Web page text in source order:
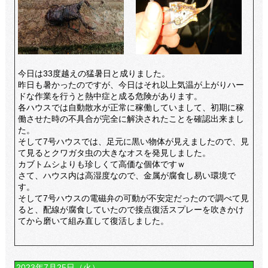
今日は33度越えの猛暑日と成りました。
昨日も暑かったのですが、今日はそれ以上気温が上がりハー
ドな作業を行うと熱中症と成る危険があります。
各ハウスでは自動散水が正常に稼働していまして、初期に稼
働させた時の不具合が完全に解決されたことを確認出来まし
た。
そして7号ハウスでは、足元に黒い物体が見えましたので、見
て見るとクワガタ虫の大きなオスを発見しました。
カブトムシよりも珍しくて高価な個体ですｗ
さて、ハウス内は高湿度なので、金属が腐食し易い環境で
す。
そして7号ハウスの電磁弁の可動が不安定だったので調べて見
ると、配線が腐食していたので接点復活スプレーを吹きかけ
てから磨いて組み直して復活しました。